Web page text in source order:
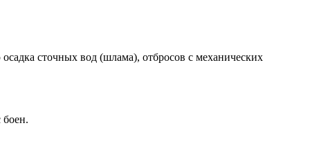
сточных вод (шлама), отбросов с механических